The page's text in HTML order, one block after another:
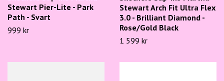
Stewart Pier-Lite - Park
Path - Svart
999 kr
Stewart Arch Fit Ultra Flex
3.0 - Brilliant Diamond -
Rose/Gold Black
1 599 kr